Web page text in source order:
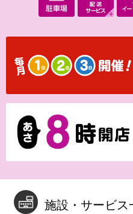
施設・サービス